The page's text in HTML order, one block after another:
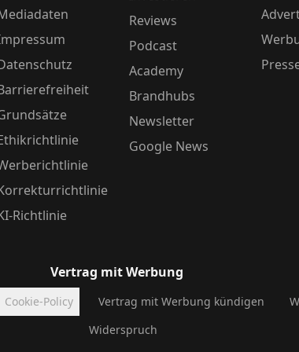
im PlayStore herunter
Richtlinie
Reviews
Podcast
Academy
Brandhubs
Newsletter
Google News
Vertrag mit Werbung
Cookie-Policy Vertrag mit Werbung kündigen
Widerspruch